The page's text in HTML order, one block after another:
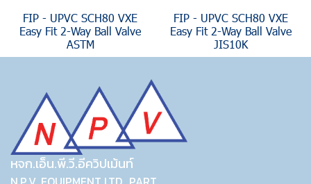
FIP - UPVC SCH80 VXE
Easy Fit 2-Way Ball Valve
ASTM
FIP - UPVC SCH80 VXE
Easy Fit 2-Way Ball Valve
JIS10K
หจก.เอ็น.พี.วี.อีควิปเม้นท์